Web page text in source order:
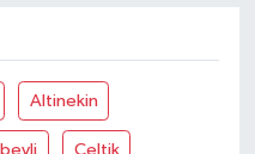
Altinekin
Çeltik